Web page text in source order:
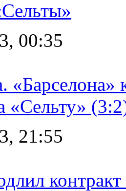
00:35
«Барселона»
«Сельту»
21:55